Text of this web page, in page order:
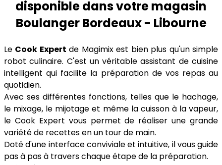
disponible dans votre magasin
Boulanger Bordeaux - Libourne
Le Cook Expert de Magimix est bien plus qu'un simple
robot culinaire. C'est un véritable assistant de cuisine
intelligent qui facilite la préparation de vos repas au
quotidien.
Avec ses différentes fonctions, telles que le hachage,
le mixage, le mijotage et même la cuisson à la vapeur,
le Cook Expert vous permet de réaliser une grande
variété de recettes en un tour de main.
Doté d'une interface conviviale et intuitive, il vous guide
pas à pas à travers chaque étape de la préparation.